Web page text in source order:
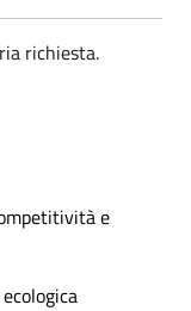
richiesta.
e